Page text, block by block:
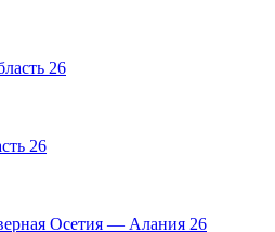
26
26
Осетия — Алания 26